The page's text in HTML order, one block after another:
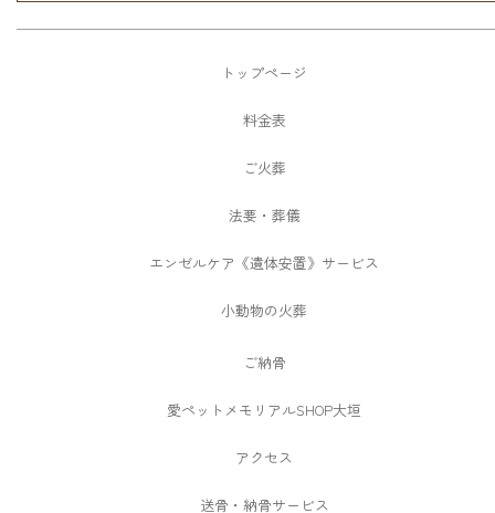
トップページ
料金表
ご火葬
法要・葬儀
エンゼルケア《遺体安置》サービス
小動物の火葬
ご納骨
愛ペットメモリアルSHOP大垣
アクセス
送骨・納骨サービス